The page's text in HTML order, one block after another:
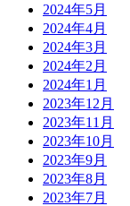
2024年5月
2024年4月
2024年3月
2024年2月
2024年1月
2023年12月
2023年11月
2023年10月
2023年9月
2023年8月
2023年7月